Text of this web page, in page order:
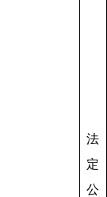
法
定
公